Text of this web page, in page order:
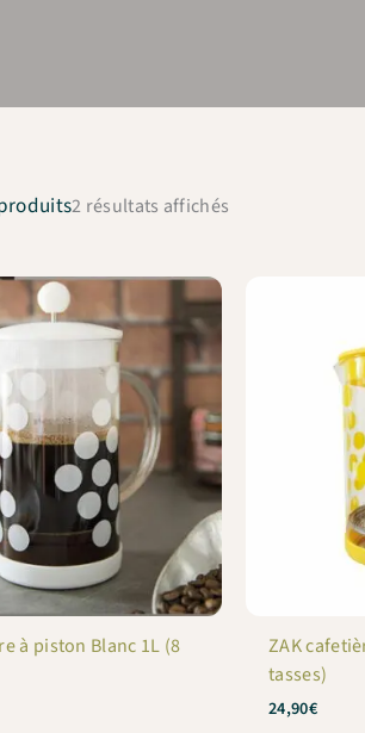
2 résultats affichés
à piston Blanc 1L (8
ZAK
tasses)
24,90€